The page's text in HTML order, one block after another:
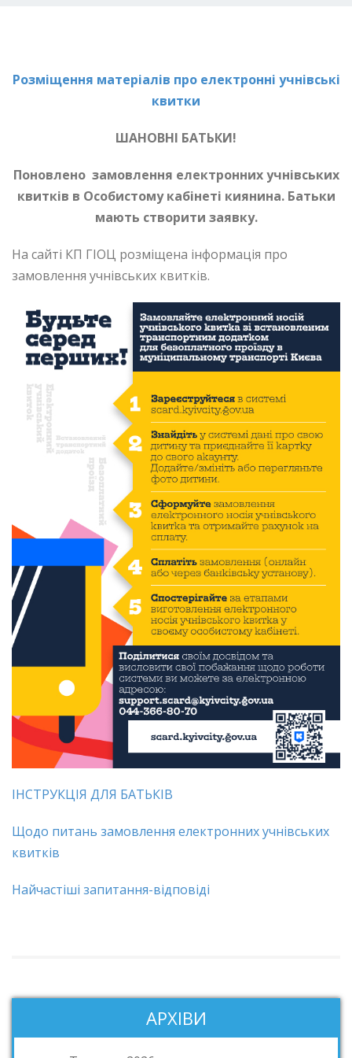
Розміщення матеріалів про електронні учнівські
квитки
ШАНОВНІ БАТЬКИ!
Поновлено замовлення електронних учнівських
квитків в Особистому кабінеті киянина. Батьки
мають створити заявку.
На сайті КП ГІОЦ розміщена інформація про
замовлення учнівських квитків.
ІНСТРУКЦІЯ ДЛЯ БАТЬКІВ
Щодо питань замовлення електронних учнівських
квитків
Найчастіші запитання-відповіді
АРХІВИ